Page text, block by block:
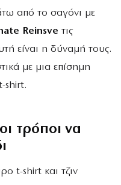
από το σαγόνι με
Reinsve τις
είναι η δύναμή τους.
με μια επίσημη
shirt.
τρόποι να
t-shirt και τζιν